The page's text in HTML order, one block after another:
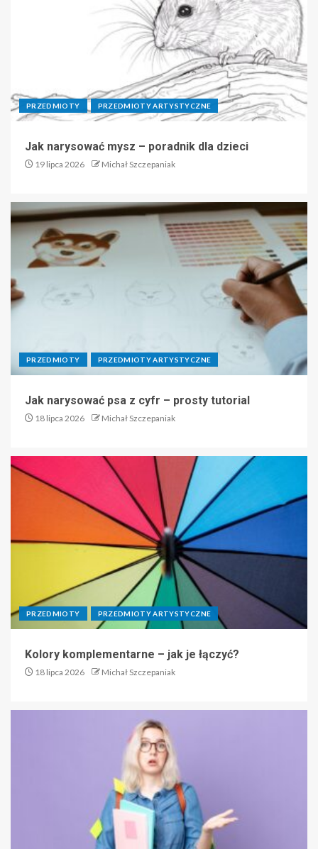
PRZEDMIOTY PRZEDMIOTY ARTYSTYCZNE
Jak narysować mysz – poradnik dla dzieci
19 lipca 2026 Michał Szczepaniak
PRZEDMIOTY PRZEDMIOTY ARTYSTYCZNE
Jak narysować psa z cyfr – prosty tutorial
18 lipca 2026 Michał Szczepaniak
PRZEDMIOTY PRZEDMIOTY ARTYSTYCZNE
Kolory komplementarne – jak je łączyć?
18 lipca 2026 Michał Szczepaniak